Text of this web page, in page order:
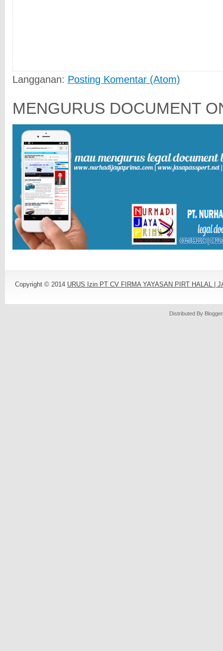
Langganan: Posting Komentar (Atom)
MENGURUS DOCUMENT
Copyright © 2014 URUS Izin PT CV FIRMA YAYASAN PIRT HALAL |
Distributed By